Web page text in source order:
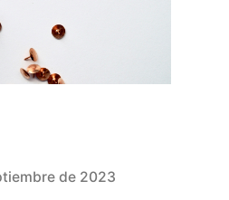
de 2023